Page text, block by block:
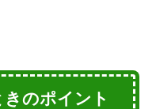
のポイント